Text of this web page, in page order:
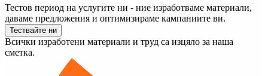
Тестов период на услугите ни - ние изработваме материали,
даваме предложения и оптимизираме кампаниите ви.
Тествайте ни
Всички изработени материали и труд са изцяло за наша
сметка.